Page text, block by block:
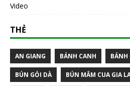
Video
THẺ
AN GIANG BÁNH CANH BÁNH
BÚN GỎI DÀ BÚN MẮM CUA GIA